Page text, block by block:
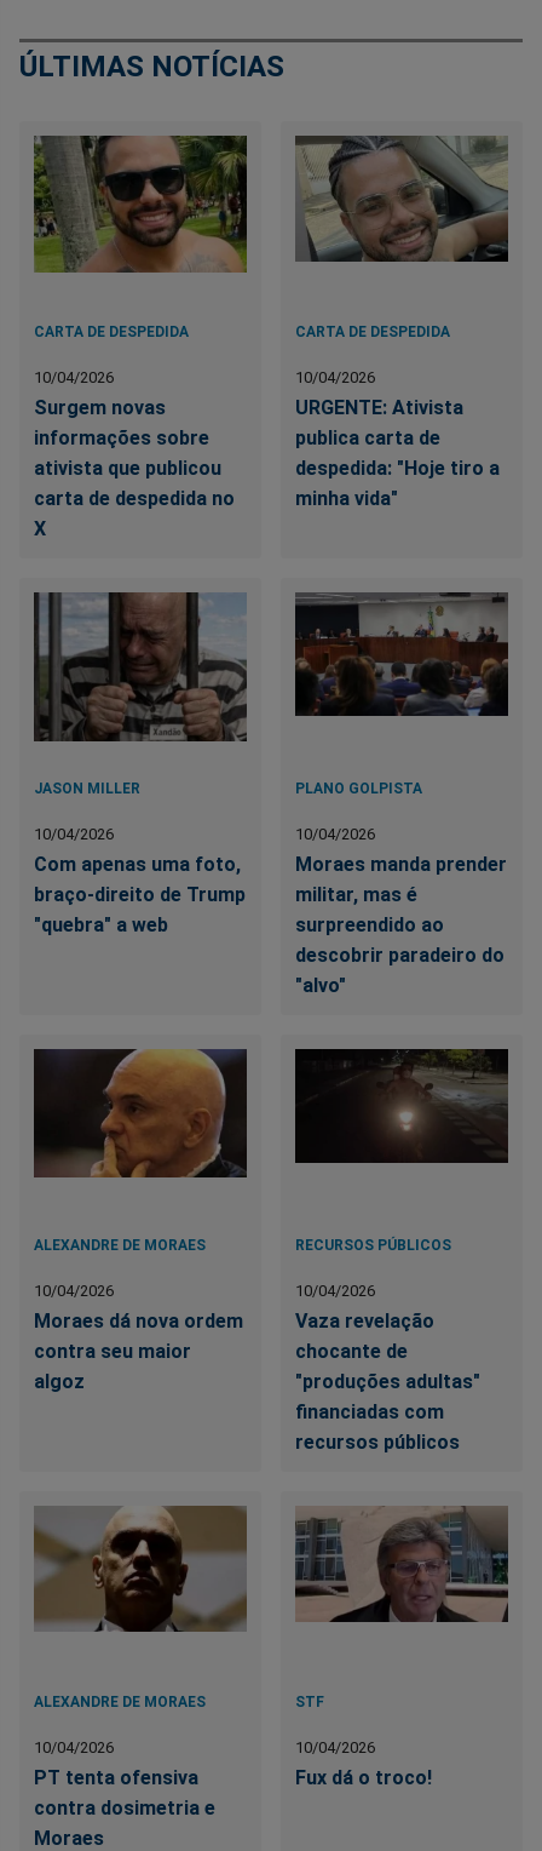
ÚLTIMAS NOTÍCIAS
CARTA DE DESPEDIDA
10/04/2026
Surgem novas
informações sobre
ativista que publicou
carta de despedida no
X
CARTA DE DESPEDIDA
10/04/2026
URGENTE: Ativista
publica carta de
despedida: "Hoje tiro a
minha vida"
JASON MILLER
10/04/2026
Com apenas uma foto,
braço-direito de Trump
"quebra" a web
PLANO GOLPISTA
10/04/2026
Moraes manda prender
militar, mas é
surpreendido ao
descobrir paradeiro do
"alvo"
ALEXANDRE DE MORAES
10/04/2026
Moraes dá nova ordem
contra seu maior
algoz
RECURSOS PÚBLICOS
10/04/2026
Vaza revelação
chocante de
"produções adultas"
financiadas com
recursos públicos
ALEXANDRE DE MORAES
10/04/2026
PT tenta ofensiva
contra dosimetria e
Moraes
STF
10/04/2026
Fux dá o troco!